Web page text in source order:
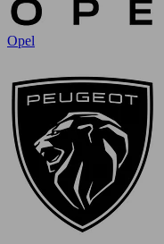
Opel